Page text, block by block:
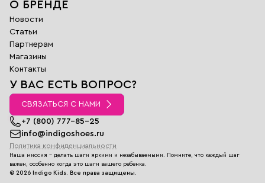
О БРЕНДЕ
Новости
Статьи
Партнерам
Магазины
Контакты
У ВАС ЕСТЬ ВОПРОС?
СВЯЗАТЬСЯ С НАМИ
+7 (800) 777-85-25
info@indigoshoes.ru
Политика конфиденциальности
Наша миссия - делать шаги яркими и незабываемыми. Помните, что каждый шаг
важен, особенно когда это шаги вашего ребенка.
© 2026 Indigo Kids. Все права защищены.
Обратная
связь
Заполните поля
перезвонит вам в
ближайшее время
Имя
E-
mail